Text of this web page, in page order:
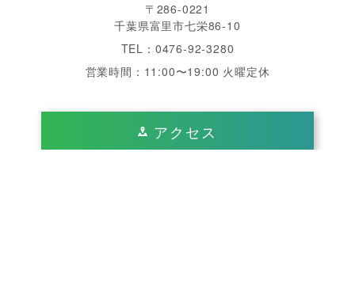
〒286-0221
千葉県富里市七栄86-10
TEL：0476-92-3280
営業時間：11:00〜19:00 火曜定休
アクセス